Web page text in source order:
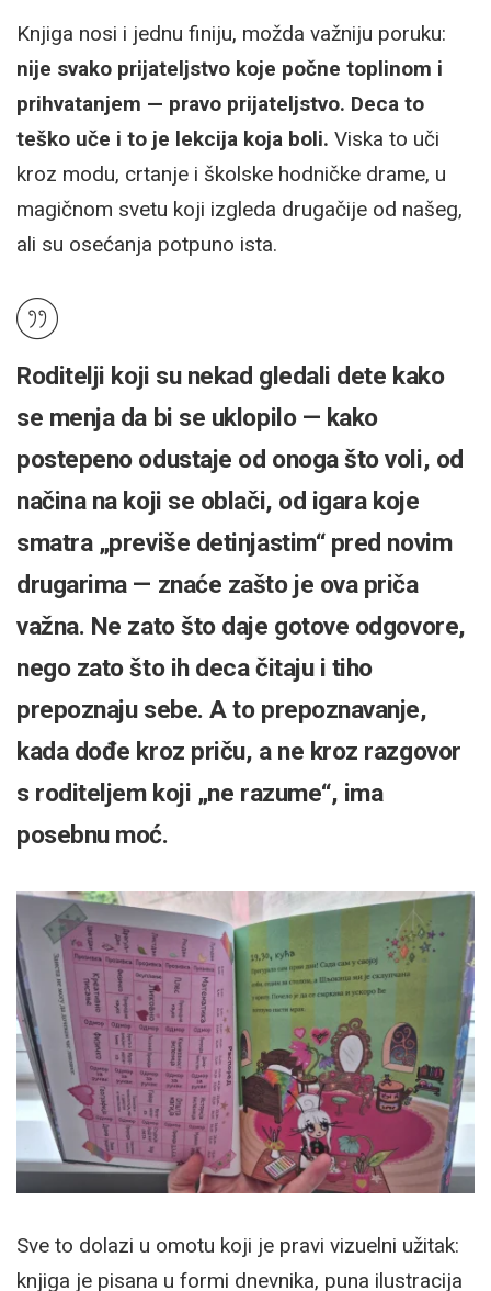
Knjiga nosi i jednu finiju, možda važniju poruku:
nije svako prijateljstvo koje počne toplinom i
prihvatanjem — pravo prijateljstvo. Deca to
teško uče i to je lekcija koja boli. Viska to uči
kroz modu, crtanje i školske hodničke drame, u
magičnom svetu koji izgleda drugačije od našeg,
ali su osećanja potpuno ista.
Roditelji koji su nekad gledali dete kako
se menja da bi se uklopilo — kako
postepeno odustaje od onoga što voli, od
načina na koji se oblači, od igara koje
smatra „previše detinjastim“ pred novim
drugarima — znaće zašto je ova priča
važna. Ne zato što daje gotove odgovore,
nego zato što ih deca čitaju i tiho
prepoznaju sebe. A to prepoznavanje,
kada dođe kroz priču, a ne kroz razgovor
s roditeljem koji „ne razume“, ima
posebnu moć.
Sve to dolazi u omotu koji je pravi vizuelni užitak:
knjiga je pisana u formi dnevnika, puna ilustracija